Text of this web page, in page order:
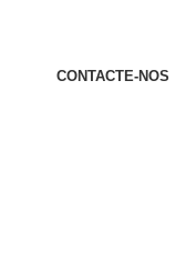
CONTACTE-NOS